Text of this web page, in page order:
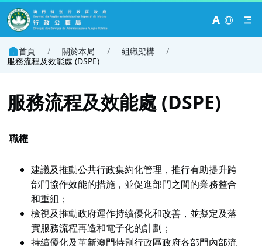
A
首頁 / 關於本局 / 組織架構
/
服務流程及效能處 (DSPE)
服務流程及效能處 (DSPE)
職權
建議及推動公共行政集約化管理，推行有助提升跨
部門協作效能的措施，並促進部門之間的業務整合
和重組；
檢視及推動政府運作持續優化和改善，並擬定及落
實服務流程再造和電子化的計劃；
持續優化及革新澳門特別行政區政府各部門內部流